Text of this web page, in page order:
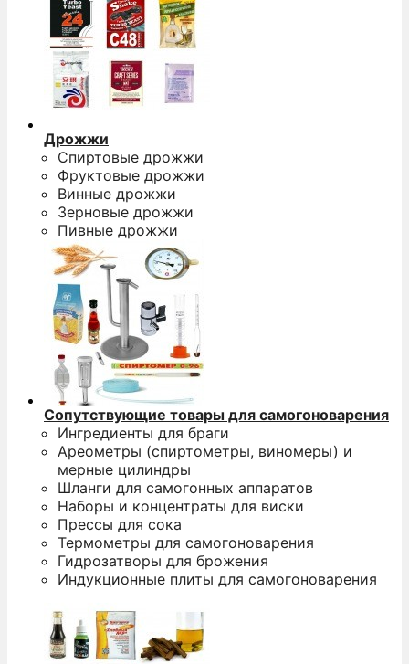
Дрожжи
Спиртовые дрожжи
Фруктовые дрожжи
Винные дрожжи
Зерновые дрожжи
Пивные дрожжи
Сопутствующие товары для самогоноварения
Ингредиенты для браги
Ареометры (спиртометры, виномеры) и
мерные цилиндры
Шланги для самогонных аппаратов
Наборы и концентраты для виски
Прессы для сока
Термометры для самогоноварения
Гидрозатворы для брожения
Индукционные плиты для самогоноварения